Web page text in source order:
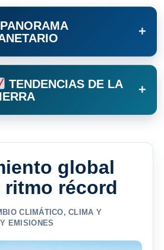
PANORAMA
+
TENDENCIAS DE LA
+
global
ritmo récord
CLIMÁTICO,CLIMA Y
EMISIONES